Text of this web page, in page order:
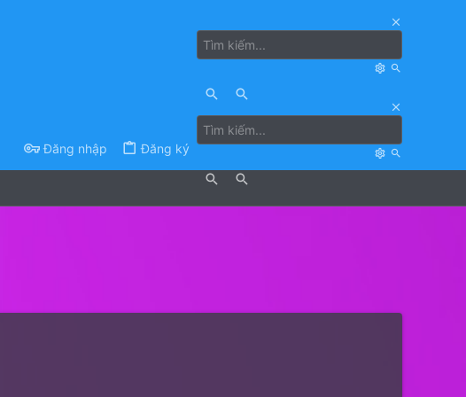
Đăng nhập Đăng ký